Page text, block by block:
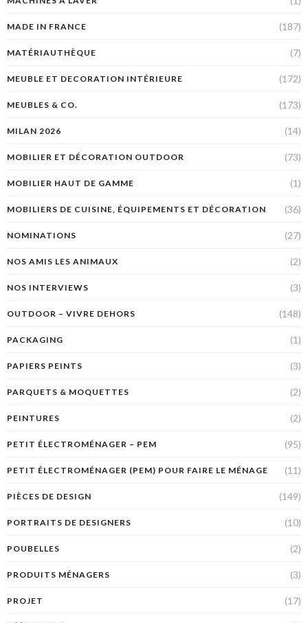
MADE IN FRANCE (187)
MATÉRIAUTHÈQUE (7)
MEUBLE ET DECORATION INTÉRIEURE (172)
MEUBLES & CO. (173)
MILAN 2026 (14)
MOBILIER ET DÉCORATION OUTDOOR (73)
MOBILIER HAUT DE GAMME (1)
MOBILIERS DE CUISINE, ÉQUIPEMENTS ET DÉCORATION (36)
NOMINATIONS (27)
NOS AMIS LES ANIMAUX (2)
NOS INTERVIEWS (3)
OUTDOOR – VIVRE DEHORS (148)
PACKAGING (1)
PAPIERS PEINTS (3)
PARQUETS & MOQUETTES (2)
PEINTURES (2)
PETIT ÉLECTROMÉNAGER – PEM (95)
PETIT ÉLECTROMÉNAGER (PEM) POUR FAIRE LE MÉNAGE (11)
PIÈCES DE DESIGN (149)
PORTRAITS DE DESIGNERS (10)
POUBELLES (2)
PRODUITS MÉNAGERS (3)
PROJET (17)